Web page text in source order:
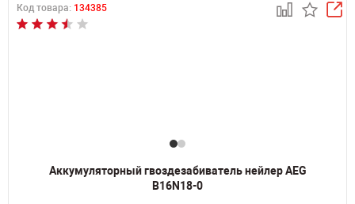
Код товара: 134385
Аккумуляторный гвоздезабиватель нейлер AEG
B16N18-0